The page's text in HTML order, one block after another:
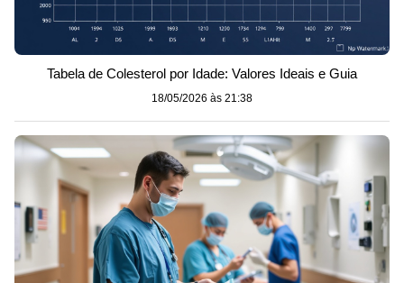
Tabela de Colesterol por Idade: Valores Ideais e Guia
18/05/2026 às 21:38